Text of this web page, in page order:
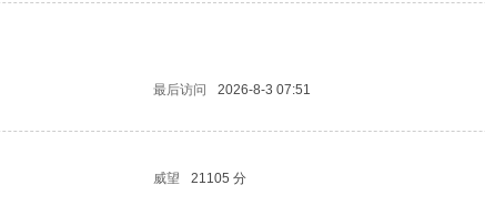
最后访问 2026-8-3 07:51
威望 21105 分